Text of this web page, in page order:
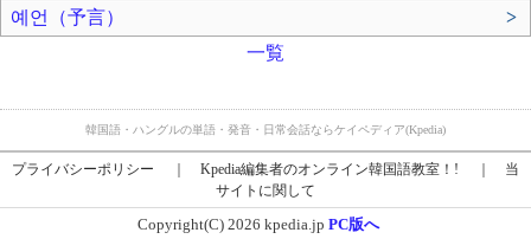
예언（予言）
>
一覧
韓国語・ハングルの単語・発音・日常会話ならケイペディア(Kpedia)
プライバシーポリシー Kpedia編集者のオンライン韓国語教室！!
当
サイトに関して
Copyright(C) 2026 kpedia.jp PC版へ